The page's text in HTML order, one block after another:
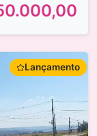
Lançamento